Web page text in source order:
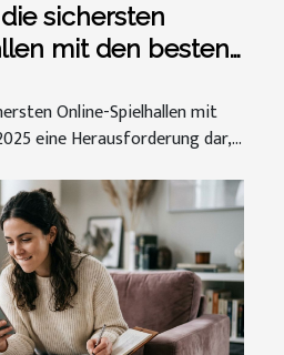
sichersten
mit den besten
Online-Spielhallen mit
eine Herausforderung dar,...